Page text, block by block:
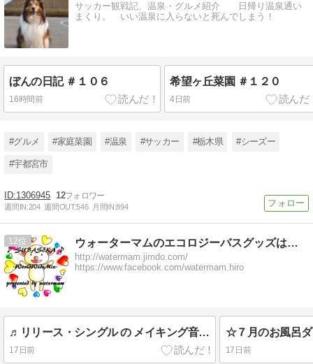
サッカー観戦記、温泉・グルメ紹介 日帰り温泉通い
まくり。 いい温泉に入らないと死んでしまう！
ぼんの日記 ＃１０６
16時間前
希望ヶ丘菜園 ＃１２０
4日前
#グルメ #家庭菜園 #温泉 #サッカー #栃木県 #シーズー
#宇都宮市
1306945 12
週間IN:204 週間OUT:546 月間IN:894
12 ウォーターマムのエコロジーバスグッズはおん＆エコロジーソング
http://watermam.jimdo.com/
https://www.facebook.com/watermam.hiro
♬リリース・シングル の メイキング音源♬
17日前
☆７月のお風呂
17日前